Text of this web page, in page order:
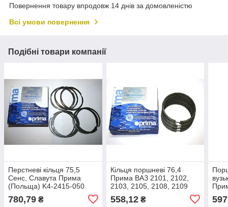
Повернення товару впродовж 14 днів за домовленістю
Всі умови повернення
Подібні товари компанії
Перстневі кільця 75,5
Сенс, Славута Прима
(Польща) K4-2415-050
780,79 ₴
Кільця поршневі 76,4
Прима ВАЗ 2101, 2102,
2103, 2105, 2108, 2109
558,12₴